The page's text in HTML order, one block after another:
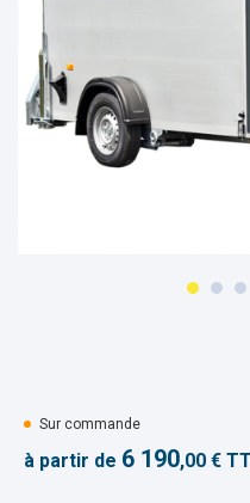
à partir de 6 190,00 €
Sur commande